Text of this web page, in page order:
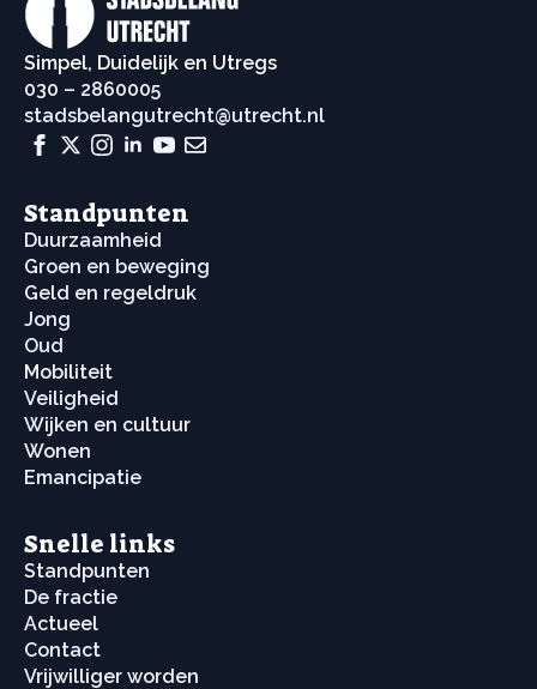
Simpel, Duidelijk en Utregs
030 – 2860005
stadsbelangutrecht@utrecht.nl
Standpunten
Duurzaamheid
Groen en beweging
Geld en regeldruk
Jong
Oud
Mobiliteit
Veiligheid
Wijken en cultuur
Wonen
Emancipatie
Snelle links
Standpunten
De fractie
Actueel
Contact
Vrijwilliger worden